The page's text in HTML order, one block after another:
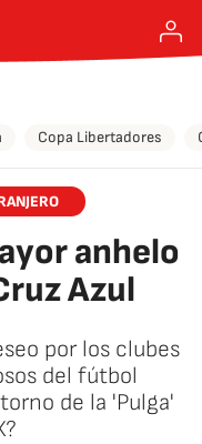
Copa Libertadores
anhelo
Azul
por los clubes
del fútbol
de la 'Pulga'